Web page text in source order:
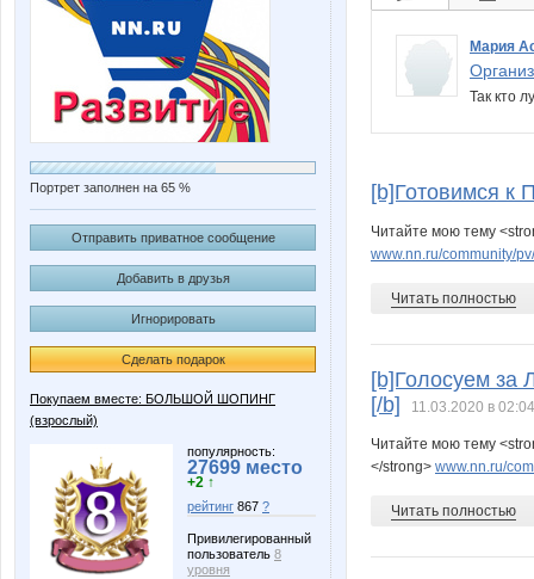
Портрет заполнен на 65 %
Отправить приватное сообщение
Добавить в друзья
Игнорировать
Сделать подарок
Покупаем вместе: БОЛЬШОЙ ШОПИНГ
(взрослый)
популярность:
27699 место
+2 ↑
рейтинг 867 ?
Привилегированный
пользователь 8
уровня
Мария
Так кто
[b]Готовимся к
Читайте мою тему
www.nn.ru/community/
Читать полностью
[b]Голосуем
[/b]
11.03.2020 в 02:04
Читайте мою тему
</strong> www.nn.ru/
Читать полностью